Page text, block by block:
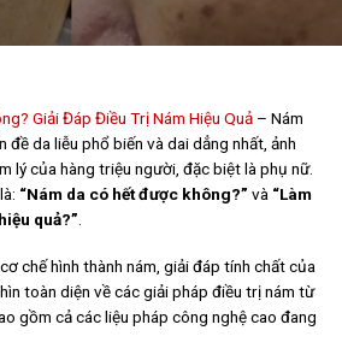
Giải Đáp Điều Trị Nám Hiệu Quả – Nám
da liễu phổ biến và dai dẳng nhất, ảnh
lý của hàng triệu người, đặc biệt là phụ nữ.
“Nám da có hết được không?” và “Làm
quả?”.
chế hình thành nám, giải đáp tính chất của
toàn diện về các giải pháp điều trị nám từ
gồm cả các liệu pháp công nghệ cao đang